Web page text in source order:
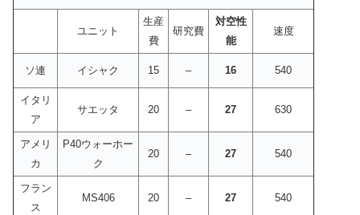
ユニット
生産
費
研究費
対空性
能
速度
ソ連 イシャク 15 – 16 540
イタリ
ア
サエッタ 20 – 27 630
アメリ
カ
P40ウォーホー
ク
20 – 27 540
フラン
ス
MS406 20 – 27 540